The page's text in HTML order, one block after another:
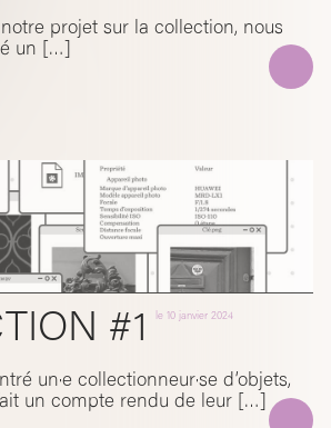
projet sur la collection, nous
un […]
#1 le10 janvier 2024
un·e collectionneur·se d’objets,
un compte rendu de leur […]